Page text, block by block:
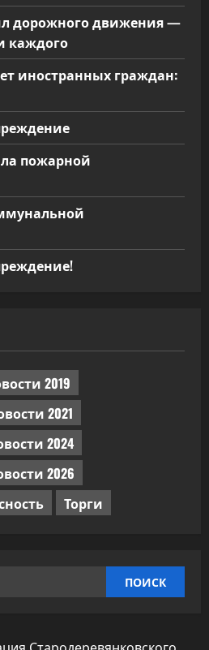
дорожного движения —
каждого
иностранных граждан:
пожарной
2019
2021
2024
2026
Торги